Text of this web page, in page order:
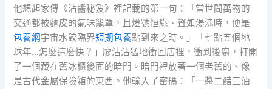
他想起家傳《沾醬秘笈》裡記載的第一句：「當世間萬物的
交通都被麵皮的氣味籠罩，且燈號恒綠、聲如湯沸時，便是
包養網宇宙水餃臨界短期包養點到來之時。」「七點五個地
球年…怎麼這麼快？」廖沾沾猛地衝回店裡，衝到後廚，打開
了一個藏在舊冰櫃後面的暗門。暗門裡放著一個老舊的、像
是古代金屬保險箱的東西。他輸入了密碼：「一醬二醋三油